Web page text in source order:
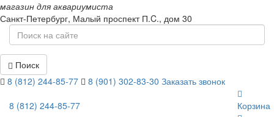
магазин для аквариумиста
Санкт-Петербург, Малый проспект П.C., дом 30
Поиск
8 (812) 244-85-77
8 (901) 302-83-30 Заказать звонок
8 (812) 244-85-77
Корзина